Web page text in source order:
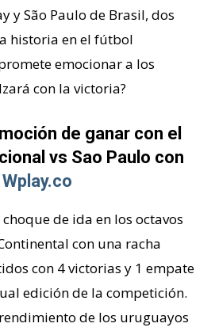
y São Paulo de Brasil, dos
historia en el fútbol
emocionar a los
con la victoria?
de ganar con el
vs Sao Paulo con
Wplay.co
de ida en los octavos
con una racha
con 4 victorias y 1 empate
edición de la competición.
de los uruguayos